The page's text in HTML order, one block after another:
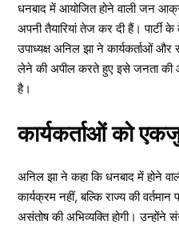
धनबाद में आयोजित होने वाली जन
अपनी तैयारियां तेज कर दी हैं। पार्टी
उपाध्यक्ष अनिल झा ने कार्यकर्ताओं
लेने की अपील करते हुए इसे जनता की
है।
कार्यकर्ताओं को
अनिल झा ने कहा कि धनबाद में होने
कार्यक्रम नहीं, बल्कि राज्य की
असंतोष की अभिव्यक्ति होगी। उन्होंने